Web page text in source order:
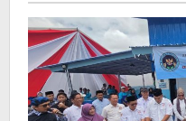
prakasa